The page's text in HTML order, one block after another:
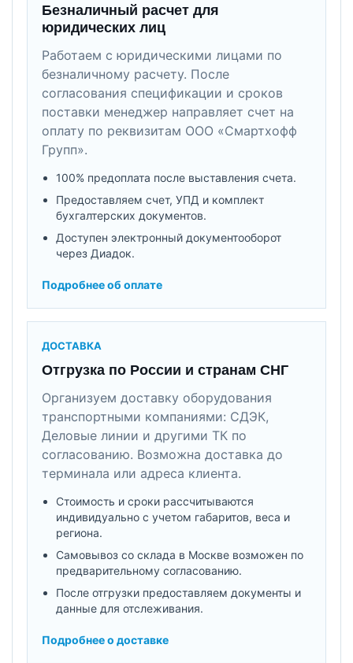
Безналичный расчет для
юридических лиц
Работаем с юридическими лицами по
безналичному расчету. После
согласования спецификации и сроков
поставки менеджер направляет счет на
оплату по реквизитам ООО «Смартхофф
Групп».
100% предоплата после выставления счета.
Предоставляем счет, УПД и комплект
бухгалтерских документов.
Доступен электронный документооборот
через Диадок.
Подробнее об оплате
ДОСТАВКА
Отгрузка по России и странам СНГ
Организуем доставку оборудования
транспортными компаниями: СДЭК,
Деловые линии и другими ТК по
согласованию. Возможна доставка до
терминала или адреса клиента.
Стоимость и сроки рассчитываются
индивидуально с учетом габаритов, веса и
региона.
Самовывоз со склада в Москве возможен по
предварительному согласованию.
После отгрузки предоставляем документы и
данные для отслеживания.
Подробнее о доставке